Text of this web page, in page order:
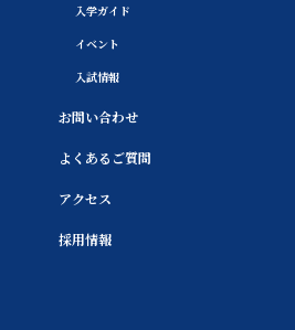
入学ガイド
イベント
入試情報
お問い合わせ
よくあるご質問
アクセス
採用情報